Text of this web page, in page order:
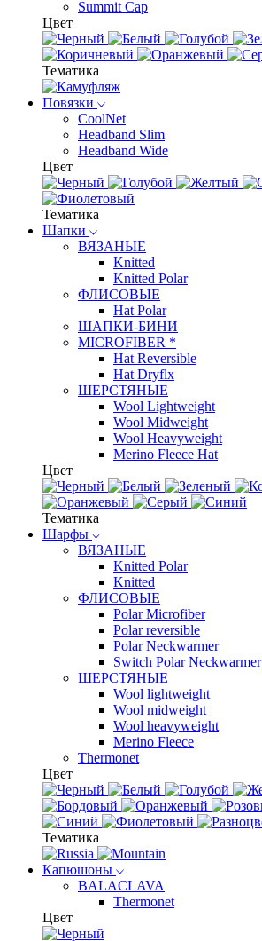
Summit Cap
Цвет
Тематика
Повязки
CoolNet
Headband Slim
Headband Wide
Цвет
Тематика
Шапки
ВЯЗАНЫЕ
Knitted
Knitted Polar
ФЛИСОВЫЕ
Hat Polar
ШАПКИ-БИНИ
MICROFIBER *
Hat Reversible
Hat Dryflx
ШЕРСТЯНЫЕ
Wool Lightweight
Wool Midweight
Wool Heavyweight
Merino Fleece Hat
Цвет
Тематика
Шарфы
ВЯЗАНЫЕ
Knitted Polar
Knitted
ФЛИСОВЫЕ
Polar Microfiber
Polar reversible
Polar Neckwarmer
Switch Polar Neckwarmer
ШЕРСТЯНЫЕ
Wool lightweight
Wool midweight
Wool heavyweight
Merino Fleece
Thermonet
Цвет
Тематика
Капюшоны
BALACLAVA
Thermonet
Цвет